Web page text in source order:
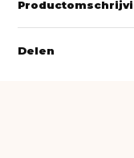
Delen